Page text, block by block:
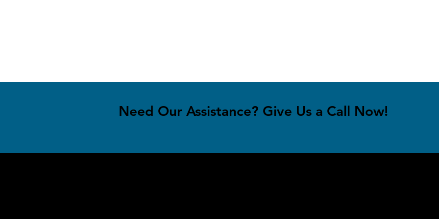
Need Our Assistance? Give Us a Call Now!